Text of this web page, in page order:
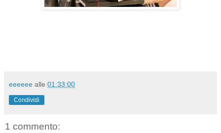
eeeeee alle 01:33:00
Condividi
1 commento: